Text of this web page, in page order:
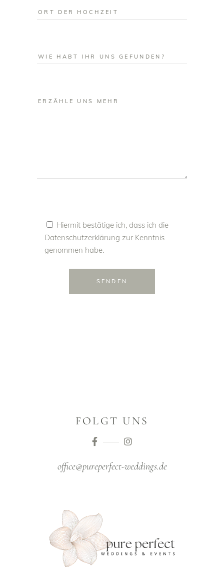
Hiermit bestätige ich, dass ich die
Datenschutzerklärung zur Kenntnis
genommen habe.
SENDEN
FOLGT UNS
office@pureperfect-weddings.de